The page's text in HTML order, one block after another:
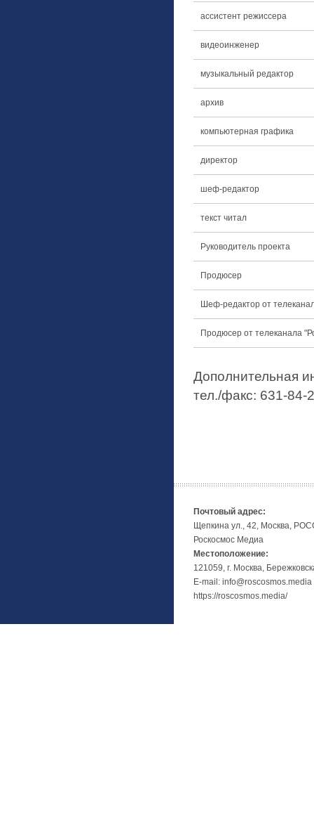
ассистент режиссера
видеоинженер
музыкальный редактор
архив
компьютерная графика
директор
шеф-редактор
текст читал
Руководитель проекта
Продюсер
Шеф-редактор от
Продюсер от телеканала
Дополнительная
тел./факс: 631-84-
Почтовый адрес:
Щепкина ул., 42, Москва,
Роскосмос Медиа
Местоположение:
121059, г. Москва,
E-mail: info@roscosmos.media
https://roscosmos.media/